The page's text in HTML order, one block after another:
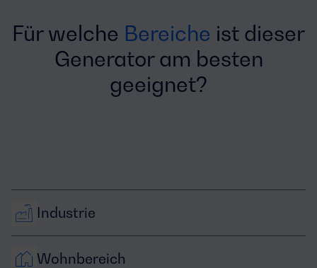
Für welche Bereiche ist dieser
Generator am besten
geeignet?
Industrie
Wohnbereich